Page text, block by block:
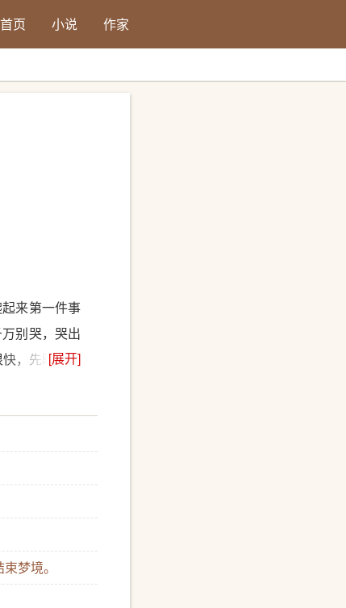
首页 小说 作家
来第一件事
别哭，哭出
，先睡觉的
自己受的虐
谁在虐待我
一的学生，
于是，她选
[展开]
梦境。